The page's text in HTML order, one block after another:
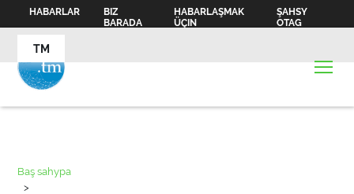
HABARLAR
BIZ
BARADA
HABARLAŞMAK
ÜÇIN
ŞAHSY
OTAG
TM
Baş sahypa
>